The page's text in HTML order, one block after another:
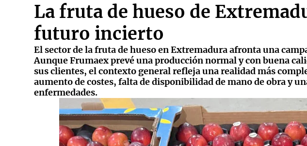
La fruta de hueso de
futuro incierto
El sector de la fruta de hueso en Extremadura afronta una
Aunque Frumaex prevé una producción normal y con buena
sus clientes, el contexto general refleja una realidad más
aumento de costes, falta de disponibilidad de mano de obra y
enfermedades.